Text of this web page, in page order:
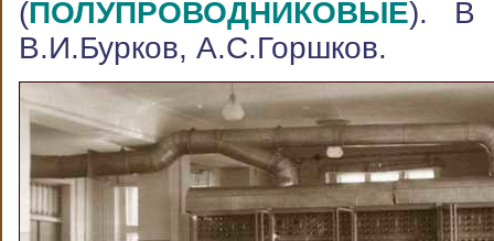
(ПОЛУПРОВОДНИКОВЫЕ). В
В.И.Бурков, А.С.Горшков.